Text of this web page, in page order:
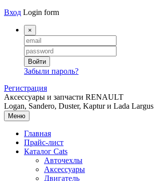
Вход Login form
×
Войти
Забыли пароль?
Регистрация
Аксессуары и запчасти RENAULT
Logan, Sandero, Duster, Kaptur и Lada Largus
Меню
Главная
Прайс-лист
Каталог Cats
Авточехлы
Аксессуары
Двигатель